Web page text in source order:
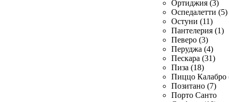
Ортиджия (3)
Оспедалетти (5)
Остуни (11)
Пантелерия (1)
Певеро (3)
Перуджа (4)
Пескара (31)
Пиза (18)
Пиццо Калабро
Позитано (7)
Порто Санто